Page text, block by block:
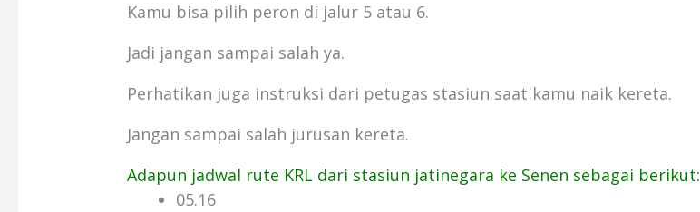
Kamu bisa pilih peron di jalur 5 atau 6.
Jadi jangan sampai salah ya.
Perhatikan juga instruksi dari petugas stasiun saat kamu naik kereta.
Jangan sampai salah jurusan kereta.
Adapun jadwal rute KRL dari stasiun jatinegara ke Senen sebagai berikut:
05.16